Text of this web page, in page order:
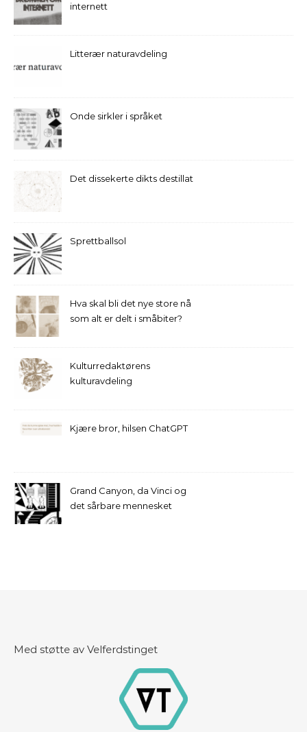
internett
Litterær naturavdeling
Onde sirkler i språket
Det dissekerte dikts destillat
Sprettballsol
Hva skal bli det nye store nå
som alt er delt i småbiter?
Kulturredaktørens
kulturavdeling
Kjære bror, hilsen ChatGPT
Grand Canyon, da Vinci og
det sårbare mennesket
Med støtte av Velferdstinget